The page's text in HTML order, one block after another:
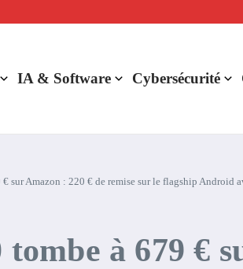
en levier de rentabilité ?
IA & Software Cybersécurité
sur Amazon : 220 € de remise sur le flagship Android
à 679 €